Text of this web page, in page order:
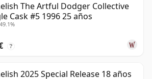
The Artful Dodger Collective
Cask #5 1996 25 años
?
2025 Special Release 18 años